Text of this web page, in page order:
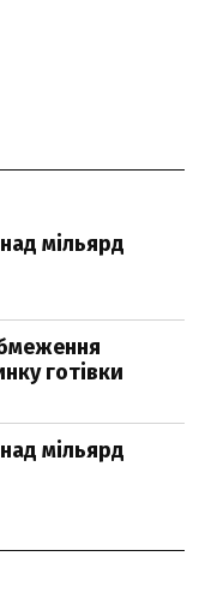
мільярд
готівки
мільярд